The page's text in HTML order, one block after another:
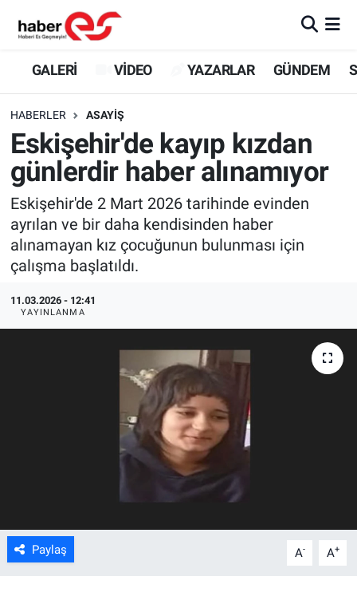
GALERİ VİDEO YAZARLAR GÜNDEM
HABERLER ASAYİŞ
Eskişehir'de kayıp kızdan
günlerdir haber alınamıyor
Eskişehir'de 2 Mart 2026 tarihinde evinden
ayrılan ve bir daha kendisinden haber
alınamayan kız çocuğunun bulunması için
çalışma başlatıldı.
11.03.2026 - 12:41
YAYINLANMA
Paylaş A- A+
GALERİ
YAZARLAR
GÜNDEM
SİYASET
TEKNOLOJİ
EKONOMİ
Eskişehir Nöbetçi Eczaneler
Eskişehir Trafik Yoğunluk Haritası
Süper Lig Puan Durumu ve Fikstür
Tüm Manşetler
Son Dakika Haberleri
Haber Arşivi